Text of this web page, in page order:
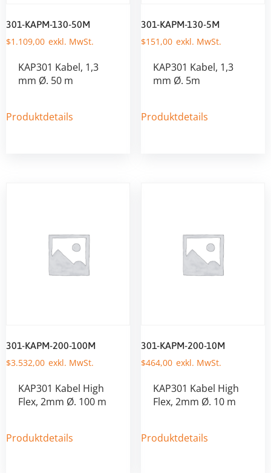
301-KAPM-130-50M
$1.109,00
KAP301 Kabel, 1,3
mm Ø. 50 m
Produktdetails
301-KAPM-130-5M
$151,00
KAP301 Kabel, 1,3
mm Ø. 5m
Produktdetails
301-KAPM-200-100M
$3.532,00
KAP301 Kabel High
Flex, 2mm Ø. 100 m
Produktdetails
301-KAPM-200-10M
$464,00
KAP301 Kabel High
Flex, 2mm Ø. 10 m
Produktdetails